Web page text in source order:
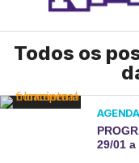
Todos os
AGENDA
29/01 a